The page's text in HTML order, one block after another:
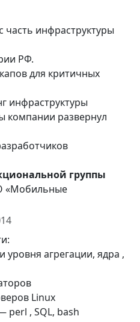
часть инфраструктуры
РФ.
для критичных
инфраструктуры
компании развернул
группы
«Мобильные
уровня агрегации, ядра ,
Linux
perl , SQL, bash